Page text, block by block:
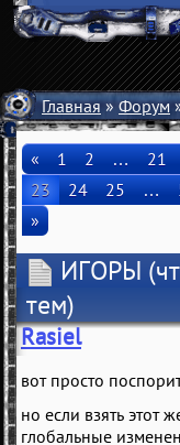
Главная»Форум
« 1 2 … 21
23
24 25 …
»
ИГОРЫ
тем)
Rasiel
вот просто
но если взять этот
глобальные